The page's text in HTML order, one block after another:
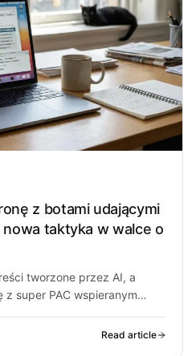
z botami udającymi
taktyka w walce o
tworzone przez AI, a
z super PAC wspieranym
Read article